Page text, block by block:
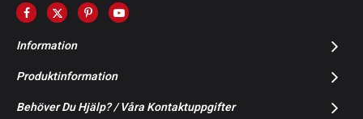
Information
Produktinformation
Behöver Du Hjälp? / Våra Kontaktuppgifter